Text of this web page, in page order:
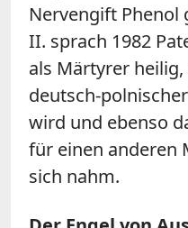
Nervengift Phenol
II. sprach 1982
als Märtyrer
deutsch-
wird und ebenso
für einen anderen
sich nahm.